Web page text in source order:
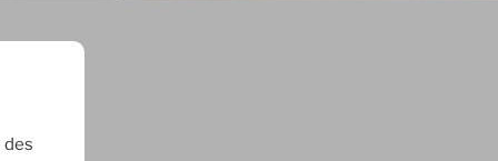
Maillard
des